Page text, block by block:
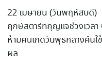
22 เมษายน (วันพฤหัสบดี)
ฤกษ์สตาร์ทกุญแจช่วงเวล
ห้ามคนเกิดวันพุธกลางคืนใ
ผล